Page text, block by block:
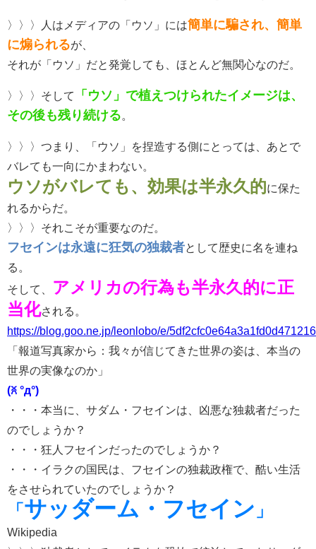
〉〉〉人はメディアの「ウソ」には簡単に騙され、簡単
に煽られるが、
それが「ウソ」だと発覚しても、ほとんど無関心なのだ。
〉〉〉そして
「ウソ」で植えつけられたイメージは、
その後も残り続ける
〉〉〉つまり、「ウソ」を捏造する側にとっては、あとで
バレても一向にかまわない。
ウソがバレても、効果は半永久的に保た
れるからだ。
〉〉〉それこそが重要なのだ。
フセインは永遠に狂気の独裁者として歴史に名を連ね
る。
そして、
アメリカの行為も半永久的に正
当化される。
https://blog.goo.ne.jp/leonlobo/e/
「報道写真家から：我々が信じてきた世界の姿は、本当の
世界の実像なのか」
(ꐦ °д°)
・・・本当に、サダム・フセインは、凶悪な独裁者だった
のでしょうか？
・・・狂人フセインだったのでしょうか？
・・・イラクの国民は、フセインの独裁政権で、酷い生活
をさせられていたのでしょうか？
「 サッダーム・フセイン 」
Wikipedia